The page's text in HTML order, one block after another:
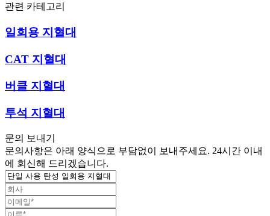
관련 카테고리
일회용 지혈대
CAT 지혈대
버클 지혈대
투석 지혈대
문의 보내기
문의사항은 아래 양식으로 부담없이 보내주세요. 24시간 이내
에 회신해 드리겠습니다.